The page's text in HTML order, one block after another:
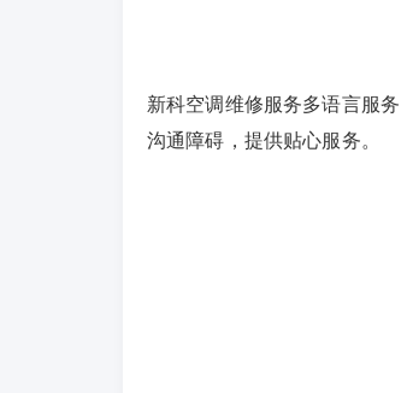
新科空调维修服务多语言服
沟通障碍，提供贴心服务。